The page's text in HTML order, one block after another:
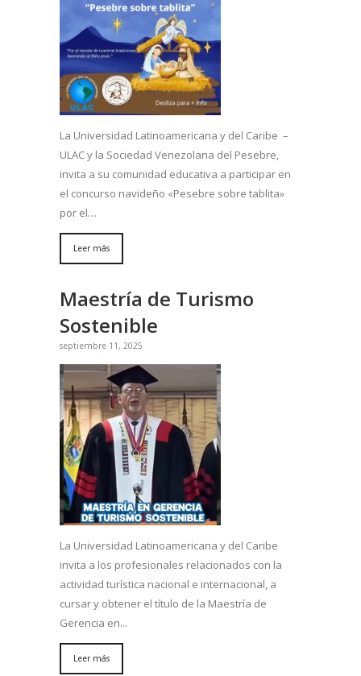
La Universidad Latinoamericana y del Caribe –
ULAC y la Sociedad Venezolana del Pesebre,
invita a su comunidad educativa a participar en
el concurso navideño «Pesebre sobre tablita»
por el…
Leer más
Maestría de Turismo
Sostenible
septiembre 11, 2025
La Universidad Latinoamericana y del Caribe
invita a los profesionales relacionados con la
actividad turística nacional e internacional, a
cursar y obtener el título de la Maestría de
Gerencia en...
Leer más